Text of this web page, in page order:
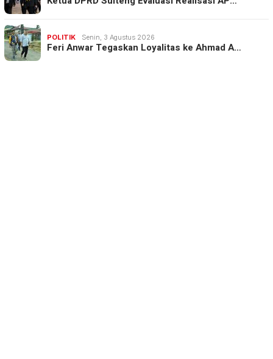
POLITIK Senin, 3 Agustus 2026
Feri Anwar Tegaskan Loyalitas ke Ahmad A…